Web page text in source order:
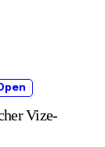
Vize-